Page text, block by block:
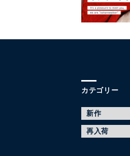
カテゴリー
新作
再入荷